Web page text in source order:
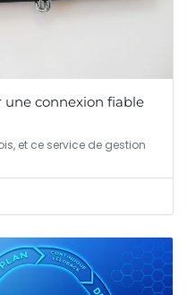
connexion fiable
et ce service de gestion